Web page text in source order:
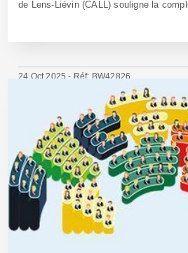
de Lens-Liévin (CALL) souligne la
24 Oct 2025 - Réf: BW42826